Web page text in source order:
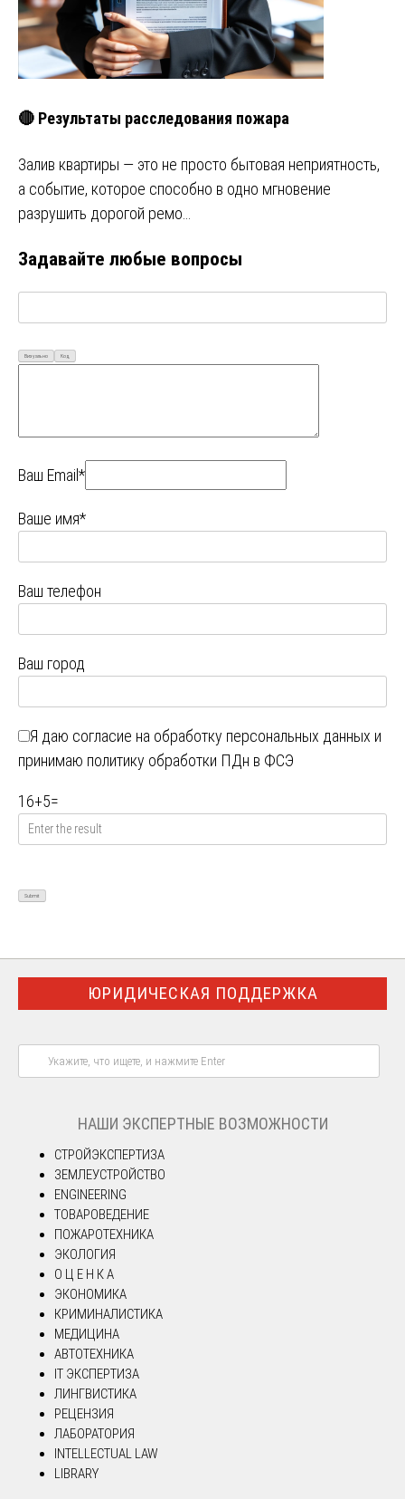
🔴 Результаты расследования пожара
Залив квартиры — это не просто бытовая неприятность,
а событие, которое способно в одно мгновение
разрушить дорогой ремо…
Задавайте любые вопросы
Визуально Код
Ваш Email*
Ваше имя*
Ваш телефон
Ваш город
Я даю согласие на обработку персональных данных и
принимаю политику обработки ПДн в ФСЭ
16+5=
ЮРИДИЧЕСКАЯ ПОДДЕРЖКА
НАШИ ЭКСПЕРТНЫЕ ВОЗМОЖНОСТИ
СТРОЙЭКСПЕРТИЗА
ЗЕМЛЕУСТРОЙСТВО
ENGINEERING
ТОВАРОВЕДЕНИЕ
ПОЖАРОТЕХНИКА
ЭКОЛОГИЯ
О Ц Е Н К А
ЭКОНОМИКА
КРИМИНАЛИСТИКА
МЕДИЦИНА
АВТОТЕХНИКА
IT ЭКСПЕРТИЗА
ЛИНГВИСТИКА
РЕЦЕНЗИЯ
ЛАБОРАТОРИЯ
INTELLECTUAL LAW
LIBRARY